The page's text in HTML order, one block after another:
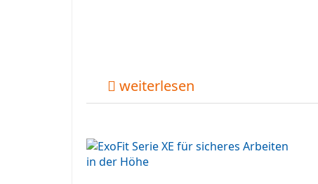
weiterlesen